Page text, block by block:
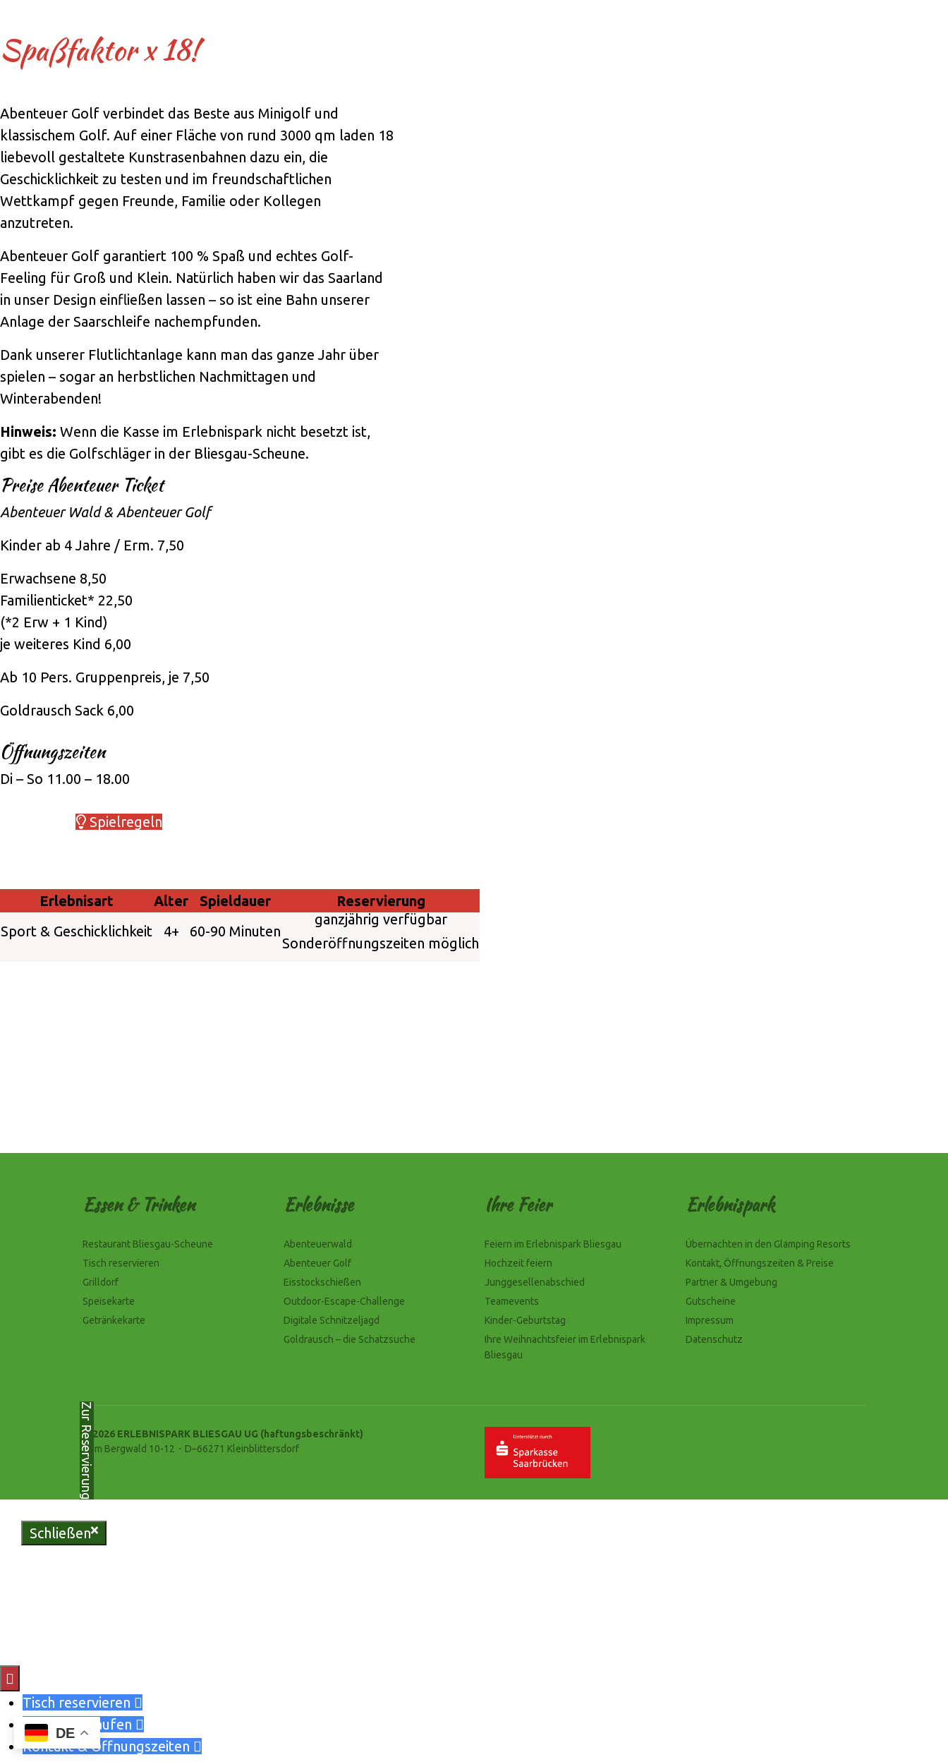
Spaßfaktor x 18!
Abenteuer Golf verbindet das Beste aus Minigolf und
klassischem Golf. Auf einer Fläche von rund 3000 qm laden 18
liebevoll gestaltete Kunstrasenbahnen dazu ein, die
Geschicklichkeit zu testen und im freundschaftlichen
Wettkampf gegen Freunde, Familie oder Kollegen
anzutreten.
Abenteuer Golf garantiert 100 % Spaß und echtes Golf-
Feeling für Groß und Klein. Natürlich haben wir das Saarland
in unser Design einfließen lassen – so ist eine Bahn unserer
Anlage der Saarschleife nachempfunden.
Dank unserer Flutlichtanlage kann man das ganze Jahr über
spielen – sogar an herbstlichen Nachmittagen und
Winterabenden!
Hinweis: Wenn die Kasse im Erlebnispark nicht besetzt ist,
gibt es die Golfschläger in der Bliesgau-Scheune.
Preise Abenteuer Ticket
Abenteuer Wald & Abenteuer Golf
Kinder ab 4 Jahre / Erm. 7,50
Erwachsene 8,50
Familienticket* 22,50
(*2 Erw + 1 Kind)
je weiteres Kind 6,00
Ab 10 Pers. Gruppenpreis, je 7,50
Goldrausch Sack 6,00
Öffnungszeiten
Di – So 11.00 – 18.00
Spielregeln
Erlebnisart Alter Spieldauer
Reservierung
Sport & Geschicklichkeit
4+ 60-90 Minuten
ganzjährig verfügbar
Sonderöffnungszeiten möglich
Essen & Trinken
Restaurant Bliesgau-Scheune
Tisch reservieren
Grilldorf
Speisekarte
Getränkekarte
Erlebnisse
Abenteuerwald
Abenteuer Golf
Eisstockschießen
Outdoor-Escape-Challenge
Digitale Schnitzeljagd
Goldrausch – die Schatzsuche
Ihre Feier
Feiern im Erlebnispark Bliesgau
Hochzeit feiern
Junggesellenabschied
Teamevents
Kinder-Geburtstag
Ihre Weihnachtsfeier im Erlebnispark
Bliesgau
Erlebnispark
Übernachten in den Glamping Resorts
Kontakt, Öffnungszeiten & Preise
Partner & Umgebung
Gutscheine
Impressum
Datenschutz
© 2026 ERLEBNISPARK BLIESGAU UG (haftungsbeschränkt)
Zum Bergwald 10-12・D–66271 Kleinblittersdorf
DE
Zur Reservierung
Schließen

Tisch reservieren 
Gutschein kaufen 
Kontakt & Öffnungszeiten 